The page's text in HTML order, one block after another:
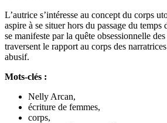
L’autrice s’intéresse au concept du corps
aspire à se situer hors du passage du
se manifeste par la quête obsessionnelle
traversent le rapport au corps des
abusif.
Mots-clés :
Nelly Arcan,
écriture de femmes,
corps,